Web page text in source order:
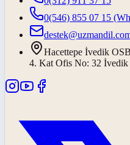
0(546) 855 07 15
Hacettepe İvedik
4. Kat Ofis No: 32